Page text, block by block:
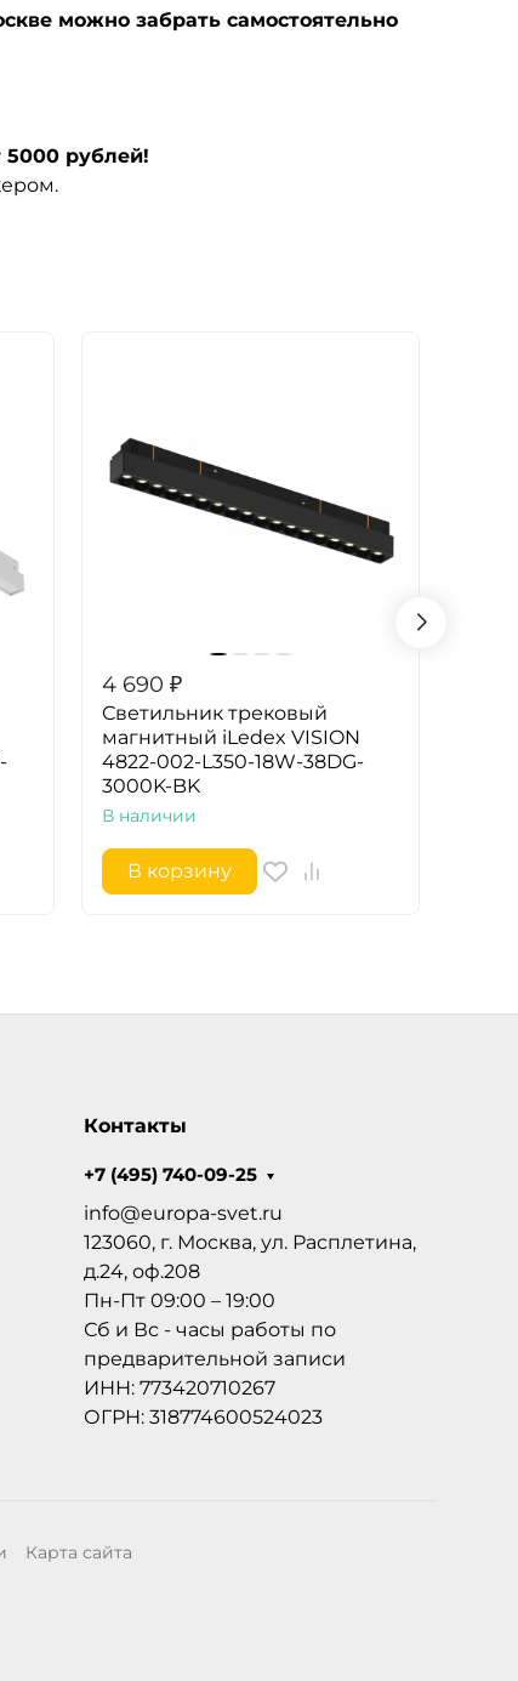
можно забрать самостоятельно
рублей!
4 690 ₽
Светильник трековый
магнитный iLedex VISION
4822-002-L350-18W-38DG-
3000K-BK
В наличии
В корзину
Контакты
+7 (495) 740-09-25
info@europa-svet.ru
123060, г. Москва, ул. Расплетина,
д.24, оф.208
Пн-Пт 09:00 – 19:00
Сб и Вс - часы работы по
предварительной записи
ИНН: 773420710267
ОГРН: 318774600524023
Карта сайта